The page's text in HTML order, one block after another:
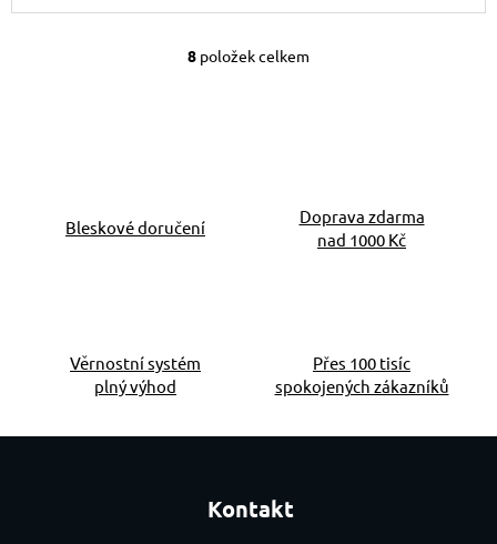
Ovládací prvky
8 položek celkem
Bleskové doručení
Doprava zdarma
nad 1000 Kč
Věrnostní systém
plný výhod
Přes 100 tisíc
spokojených zákazníků
Kontakt